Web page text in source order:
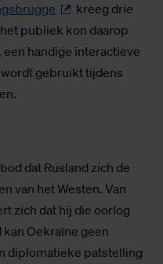
kreeg drie
publiek kon daarop
, een handige interactieve
gebruikt tijdens
dat Rusland zich de
van het Westen. Van
zich dat hij die oorlog
Oekraïne geen
diplomatieke patstelling